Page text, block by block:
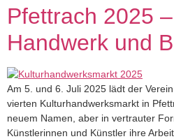
Pfettrach 2025
Handwerk und
Am 5. und 6. Juli 2025 lädt der
vierten Kulturhandwerksmarkt in
neuem Namen, aber in vertrauter
Künstlerinnen und Künstler ihre